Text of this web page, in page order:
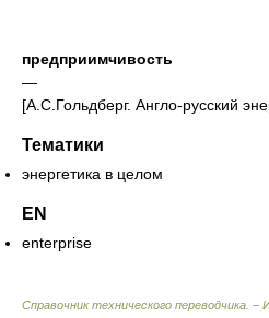
предприимчивость
—
[А.С.Гольдберг. Англо-русский
Тематики
энергетика в целом
EN
enterprise
Справочник технического переводчика.